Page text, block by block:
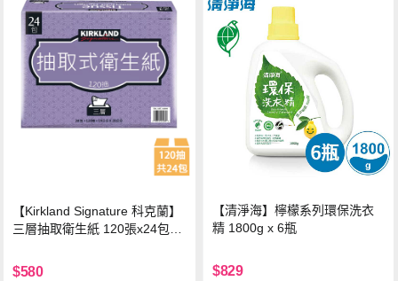
【Kirkland Signature 科克蘭】
三層抽取衛生紙 120張x24包x1
$580
【清淨海】檸檬系列環保洗衣
精 1800g x 6瓶
$829